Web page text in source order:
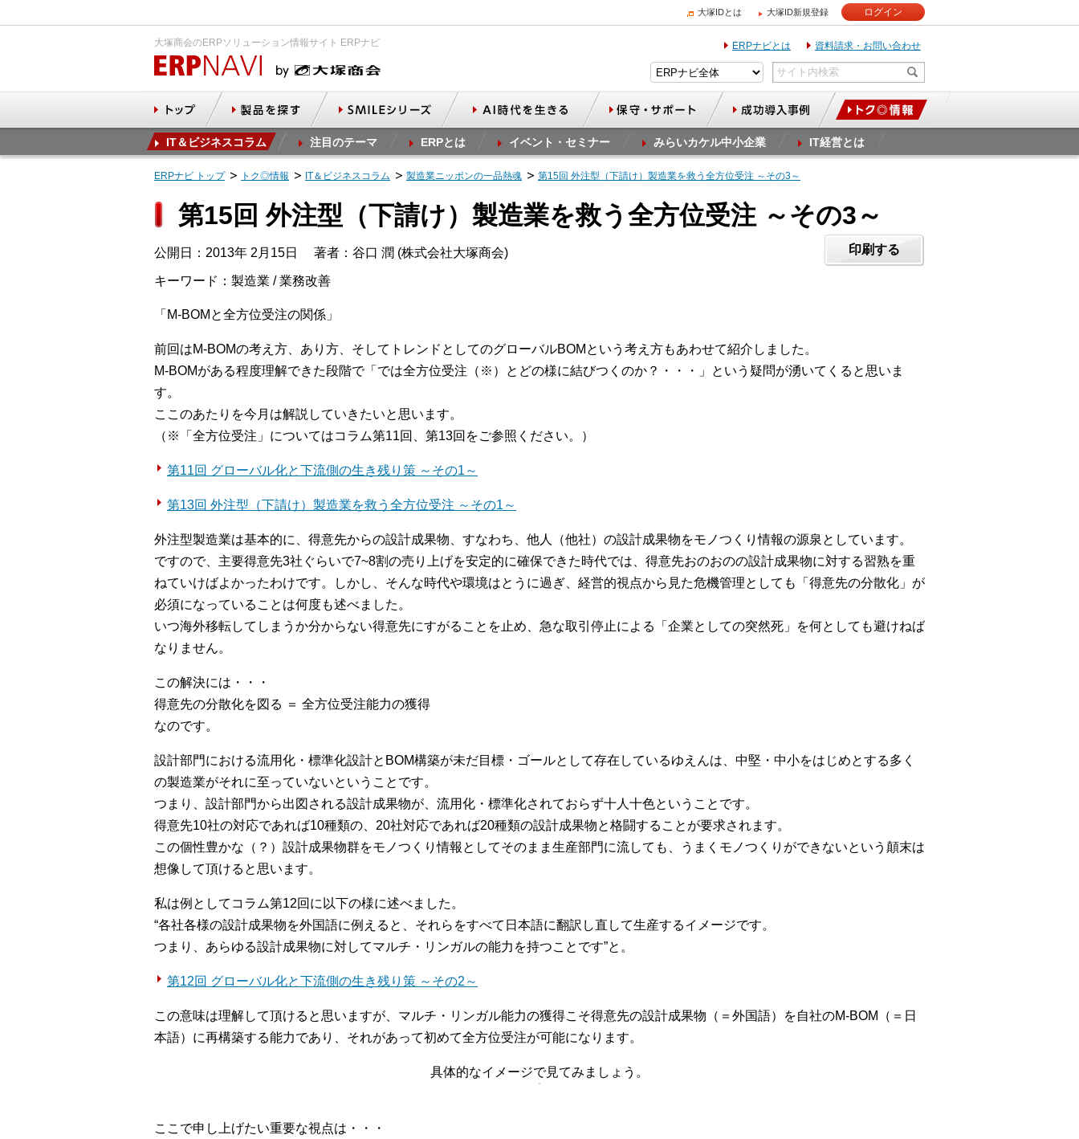
大塚IDとは 大塚ID新規登録 ログイン
大塚商会のERPソリューション情報サイト ERPナビ ERPナビとは 資料請求・お問い合わせ
IT＆ビジネスコラム 注目のテーマ ERPとは イベント・セミナー みらいカケル中小企業 IT経営とは
ERPナビ トップ トク◎情報 IT＆ビジネスコラム 製造業ニッポンの一品熱魂 第15回 外注型（下請け）製造業を救う全方位受注 ～その3～
第15回 外注型（下請け）製造業を救う全方位受注 ～その3～
公開日：2013年 2月15日 著者：谷口 潤 (株式会社大塚商会)
キーワード：製造業 / 業務改善
印刷する
「M-BOMと全方位受注の関係」
前回はM-BOMの考え方、あり方、そしてトレンドとしてのグローバルBOMという考え方もあわせて紹介しました。
M-BOMがある程度理解できた段階で「では全方位受注（※）とどの様に結びつくのか？・・・」という疑問が湧いてくると思いま
す。
ここのあたりを今月は解説していきたいと思います。
（※「全方位受注」についてはコラム第11回、第13回をご参照ください。）
第11回 グローバル化と下流側の生き残り策 ～その1～
第13回 外注型（下請け）製造業を救う全方位受注 ～その1～
外注型製造業は基本的に、得意先からの設計成果物、すなわち、他人（他社）の設計成果物をモノつくり情報の源泉としています。
ですので、主要得意先3社ぐらいで7~8割の売り上げを安定的に確保できた時代では、得意先おのおのの設計成果物に対する習熟を重
ねていけばよかったわけです。しかし、そんな時代や環境はとうに過ぎ、経営的視点から見た危機管理としても「得意先の分散化」が
必須になっていることは何度も述べました。
いつ海外移転してしまうか分からない得意先にすがることを止め、急な取引停止による「企業としての突然死」を何としても避けねば
なりません。
この解決には・・・
得意先の分散化を図る ＝ 全方位受注能力の獲得
なのです。
設計部門における流用化・標準化設計とBOM構築が未だ目標・ゴールとして存在しているゆえんは、中堅・中小をはじめとする多く
の製造業がそれに至っていないということです。
つまり、設計部門から出図される設計成果物が、流用化・標準化されておらず十人十色ということです。
得意先10社の対応であれば10種類の、20社対応であれば20種類の設計成果物と格闘することが要求されます。
この個性豊かな（？）設計成果物群をモノつくり情報としてそのまま生産部門に流しても、うまくモノつくりができないという顛末は
想像して頂けると思います。
私は例としてコラム第12回に以下の様に述べました。
“各社各様の設計成果物を外国語に例えると、それらをすべて日本語に翻訳し直して生産するイメージです。
つまり、あらゆる設計成果物に対してマルチ・リンガルの能力を持つことです”と。
第12回 グローバル化と下流側の生き残り策 ～その2～
この意味は理解して頂けると思いますが、マルチ・リンガル能力の獲得こそ得意先の設計成果物（＝外国語）を自社のM-BOM（＝日
本語）に再構築する能力であり、それがあって初めて全方位受注が可能になります。
具体的なイメージで見てみましょう。
ここで申し上げたい重要な視点は・・・